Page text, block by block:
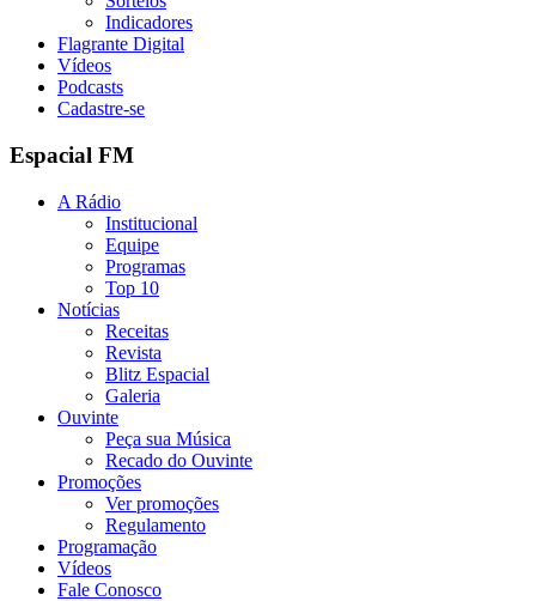
Indicadores
Flagrante Digital
Vídeos
Podcasts
Cadastre-se
Espacial FM
A Rádio
Institucional
Equipe
Programas
Top 10
Notícias
Receitas
Revista
Blitz Espacial
Galeria
Ouvinte
Peça sua Música
Recado do Ouvinte
Promoções
Ver promoções
Regulamento
Programação
Vídeos
Fale Conosco